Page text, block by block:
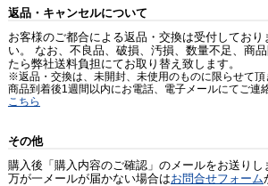
返品・キャンセルについて
お客様のご都合による返品・交換は受付しており
い。 なお、不良品、破損、汚損、数量不足、商
たら弊社送料負担にてお取り替え致します。
※返品・交換は、未開封、未使用のものに限らせて頂
商品到着後1週間以内にお電話、電子メールにてご連
こちら
その他
購入後「購入内容のご確認」のメールをお送りし
万が一メールが届かない場合はお問合せフォーム